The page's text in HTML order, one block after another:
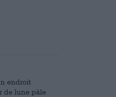
endroit
de lune pâle